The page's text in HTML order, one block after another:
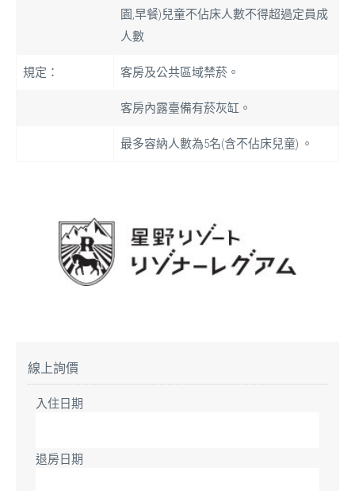
園,早餐)兒童不佔床人數不得超過定員成
人數
規定： 客房及公共區域禁菸。
客房內露臺備有菸灰缸。
最多容納人數為5名(含不佔床兒童) 。
線上詢價
入住日期
退房日期